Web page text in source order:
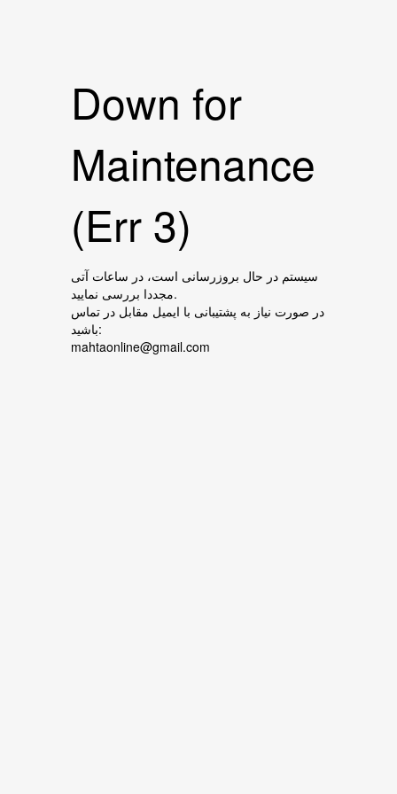
Down for
Maintenance
(Err 3)
سیستم در حال بروزرسانی است، در ساعات آتی
مجددا بررسی نمایید.
در صورت نیاز به پشتیبانی با ایمیل مقابل در تماس
باشید:
mahtaonline@gmail.com